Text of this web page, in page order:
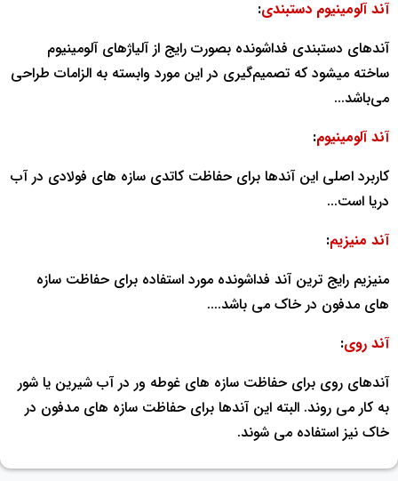
آند آلومینیوم دستبندی:
آندهای دستبندی فداشونده بصورت رایج از آلیاژهای آلومینیوم
ساخته می‎شود که تصمیم‌گیری در این مورد وابسته به الزامات طراحی
می‌باشد...
آند آلومینیوم:
کاربرد اصلی این آندها برای حفاظت کاتدی سازه های فولادی در آب
دریا است...
آند منیزیم:
منیزیم رایج ترین آند فداشونده مورد استفاده برای حفاظت سازه
های مدفون در خاک می باشد....
آند روی:
آندهای روی برای حفاظت سازه های غوطه ور در آب شیرین یا شور
به کار می روند. البته این آندها برای حفاظت سازه های مدفون در
خاک نیز استفاده می شوند.